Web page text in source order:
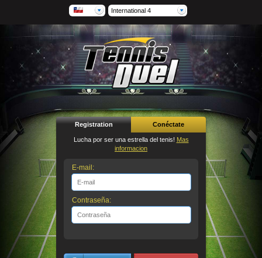
International 4
Registration Conéctate
Lucha por ser una estrella del tenis! Mas
informacion
E-mail:
Contraseña: